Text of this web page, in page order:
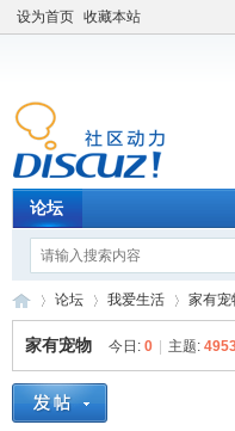
设为首页 收藏本站
论坛
»
论坛
›
我爱生活 家有宠
家有宠物 今日: 0 主题: